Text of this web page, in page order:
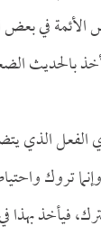
في بعض
بالحديث
الفعل الذي
تروك
فيأخذ بهذا